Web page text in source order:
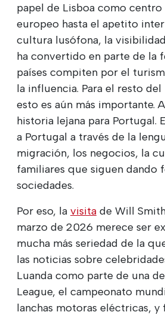
papel de Lisboa como
europeo hasta el apetito
cultura lusófona, la
ha convertido en parte de la
países compiten por el
la influencia. Para el resto
esto es aún más importante.
historia lejana para Portugal.
a Portugal a través de la
migración, los negocios, la
familiares que siguen dando
sociedades.
Por eso, la visita de Will
marzo de 2026 merece ser
mucha más seriedad de la
las noticias sobre
Luanda como parte de una
League, el campeonato
lanchas motoras eléctricas,